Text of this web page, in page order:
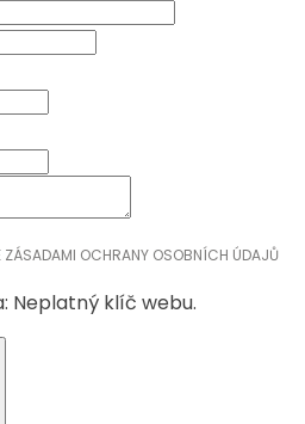
ZÁSADAMI OCHRANY OSOBNÍCH ÚDAJŮ
Neplatný klíč webu.